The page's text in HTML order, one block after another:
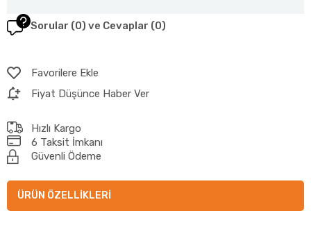
Sorular (0) ve Cevaplar (0)
Favorilere Ekle
Fiyat Düşünce Haber Ver
Hızlı Kargo
6 Taksit İmkanı
Güvenli Ödeme
ÜRÜN ÖZELLIKLERI